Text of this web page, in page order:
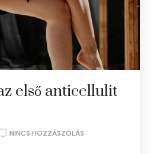
első anticellulit
NINCS HOZZÁSZÓLÁS